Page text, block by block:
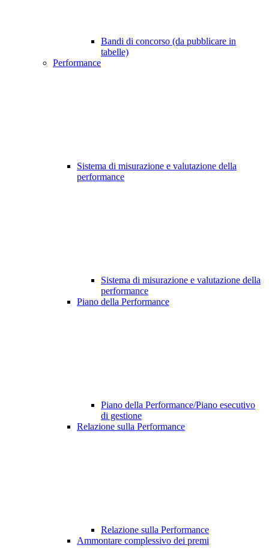
Bandi di concorso (da pubblicare in
tabelle)
Performance
Sistema di misurazione e valutazione della
performance
Sistema di misurazione e valutazione della
performance
Piano della Performance
Piano della Performance/Piano esecutivo
di gestione
Relazione sulla Performance
Relazione sulla Performance
Ammontare complessivo dei premi